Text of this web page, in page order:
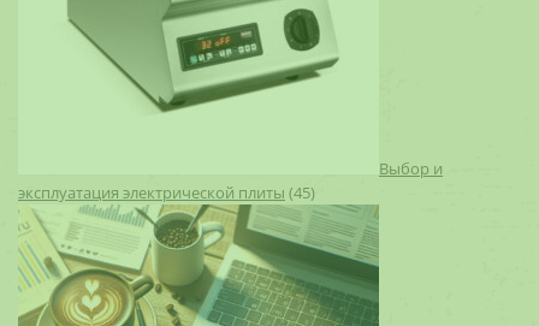
Выбор и
эксплуатация электрической плиты (45)